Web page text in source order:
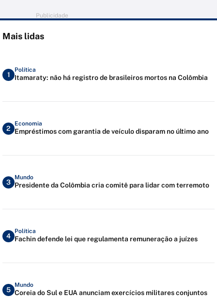
Publicidade
Mais lidas
1
Política
Itamaraty: não há registro de brasileiros mortos na Colômbia
2
Economia
Empréstimos com garantia de veículo disparam no último ano
3
Mundo
Presidente da Colômbia cria comitê para lidar com terremoto
4
Política
Fachin defende lei que regulamenta remuneração a juízes
5
Mundo
Coreia do Sul e EUA anunciam exercícios militares conjuntos